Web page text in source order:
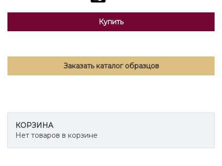
Купить
Заказать каталог образцов
КОРЗИНА
Нет товаров в корзине